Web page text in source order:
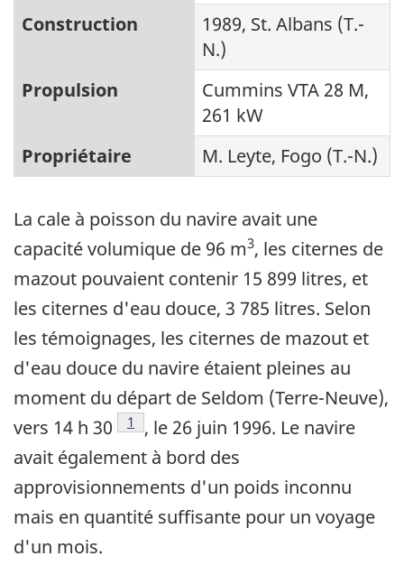
Construction
1989, St. Albans (T.-
N.)
Propulsion
Cummins VTA 28 M,
261 kW
Propriétaire
M. Leyte, Fogo (T.-N.)
La cale à poisson du navire avait une
capacité volumique de 96 m3, les citernes de
mazout pouvaient contenir 15 899 litres, et
les citernes d'eau douce, 3 785 litres. Selon
les témoignages, les citernes de mazout et
d'eau douce du navire étaient pleines au
moment du départ de Seldom (Terre-Neuve),
vers 14 h 30
Note de bas de page
1
, le 26 juin 1996. Le navire
avait également à bord des
approvisionnements d'un poids inconnu
mais en quantité suffisante pour un voyage
d'un mois.